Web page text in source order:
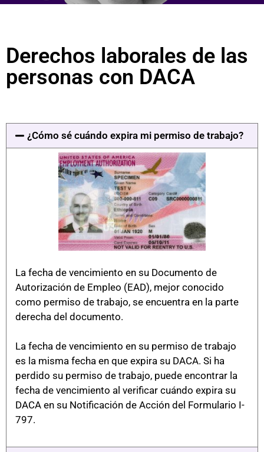
Derechos laborales de las
personas con DACA
¿Cómo sé cuándo expira mi permiso de trabajo?
La fecha de vencimiento en su Documento de
Autorización de Empleo (EAD), mejor conocido
como permiso de trabajo, se encuentra en la parte
derecha del documento.
La fecha de vencimiento en su permiso de trabajo
es la misma fecha en que expira su DACA. Si ha
perdido su permiso de trabajo, puede encontrar la
fecha de vencimiento al verificar cuándo expira su
DACA en su Notificación de Acción del Formulario I-
797.